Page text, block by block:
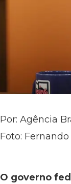
Por: Agência
Foto:
O governo